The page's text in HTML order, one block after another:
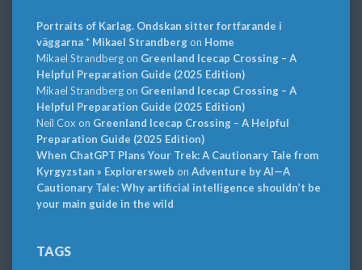
Portraits of Karlag. Ondskan sitter fortfarande i
väggarna * Mikael Strandbergon Home
Mikael Strandbergon Greenland Icecap Crossing – A
Helpful Preparation Guide (2025 Edition)
Mikael Strandbergon Greenland Icecap Crossing – A
Helpful Preparation Guide (2025 Edition)
Neil Cox on Greenland Icecap Crossing – A Helpful
Preparation Guide (2025 Edition)
When ChatGPT Plans Your Trek: A Cautionary Tale from
Kyrgyzstan » Explorersweb on Adventure by AI—A
Cautionary Tale: Why artificial intelligence shouldn’t be
your main guide in the wild
TAGS